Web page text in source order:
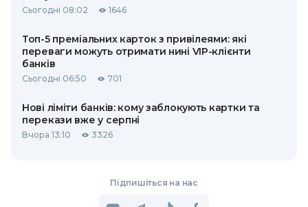
Сьогодні 08:02 1646
Топ-5 преміальних карток з привілеями: які
переваги можуть отримати нині VIP-клієнти
банків
Сьогодні 06:50 701
Нові ліміти банків: кому заблокують картки та
перекази вже у серпні
Вчора 13:10 3326
Підпишіться на нас